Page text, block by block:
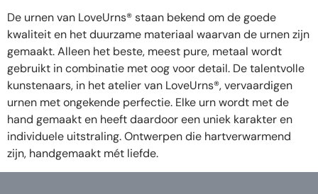
De urnen van LoveUrns® staan bekend om de goede
kwaliteit en het duurzame materiaal waarvan de urnen zijn
gemaakt. Alleen het beste, meest pure, metaal wordt
gebruikt in combinatie met oog voor detail. De talentvolle
kunstenaars, in het atelier van LoveUrns®, vervaardigen
urnen met ongekende perfectie. Elke urn wordt met de
hand gemaakt en heeft daardoor een uniek karakter en
individuele uitstraling. Ontwerpen die hartverwarmend
zijn, handgemaakt mét liefde.